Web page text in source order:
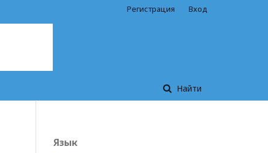
Найти
Регистрация Вход
Язык